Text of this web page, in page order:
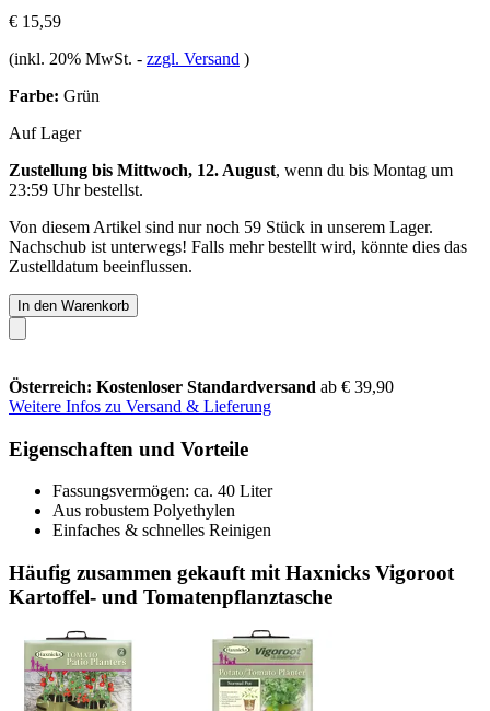
€ 15,59
(inkl. 20% MwSt. - zzgl. Versand )
Farbe: Grün
Auf Lager
Zustellung bis Mittwoch, 12. August, wenn du bis Montag um
23:59 Uhrbestellst.
Von diesem Artikel sind nur noch 59 Stück in unserem Lager.
Nachschub ist unterwegs! Falls mehr bestellt wird, könnte dies das
Zustelldatum beeinflussen.
In den Warenkorb
Österreich: Kostenloser Standardversand ab € 39,90
Weitere Infos zu Versand & Lieferung
Eigenschaften und Vorteile
Fassungsvermögen: ca. 40 Liter
Aus robustem Polyethylen
Einfaches & schnelles Reinigen
Häufig zusammen gekauft mit Haxnicks Vigoroot
Kartoffel- und Tomatenpflanztasche